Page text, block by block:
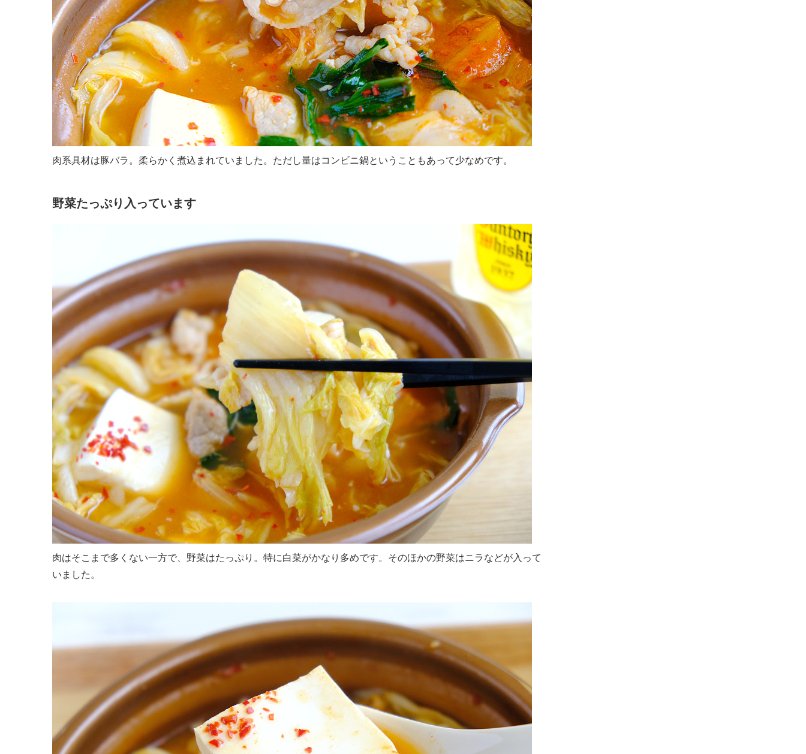
肉系具材は豚バラ。柔らかく煮込まれていました。ただし量はコンビニ鍋ということもあって少なめです。
野菜たっぷり入っています
肉はそこまで多くない一方で、野菜はたっぷり。特に白菜がかなり多めです。そのほかの野菜はニラなどが入って
いました。